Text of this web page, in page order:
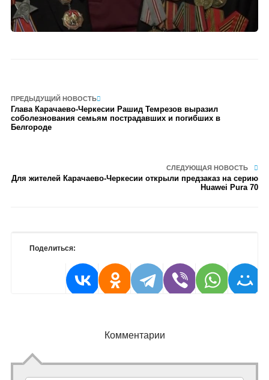
ПРЕДЫДУЩИЙ НОВОСТЬ
Глава Карачаево-Черкесии Рашид Темрезов выразил
соболезнования семьям пострадавших и погибших в
Белгороде
СЛЕДУЮЩАЯ НОВОСТЬ
Для жителей Карачаево-Черкесии открыли предзаказ на серию
Huawei Pura 70
Поделиться:
Комментарии